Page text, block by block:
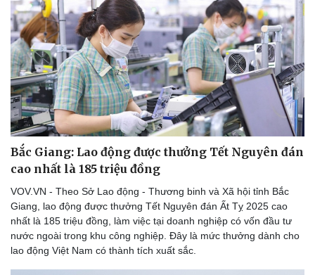
Du lịch
Tư vấn
Săn Tour
check-in
Podcast
Câu chuyện thời sự
Đọc truyện đêm khuya
Kể chuyện cho bé
Hạt giống tâm hồn
Bắc Giang: Lao động được thưởng Tết Nguyên đán
cao nhất là 185 triệu đồng
VOV.VN - Theo Sở Lao động - Thương binh và Xã hội tỉnh Bắc
Giang, lao động được thưởng Tết Nguyên đán Ất Tỵ 2025 cao
nhất là 185 triệu đồng, làm việc tại doanh nghiệp có vốn đầu tư
nước ngoài trong khu công nghiệp. Đây là mức thưởng dành cho
lao động Việt Nam có thành tích xuất sắc.